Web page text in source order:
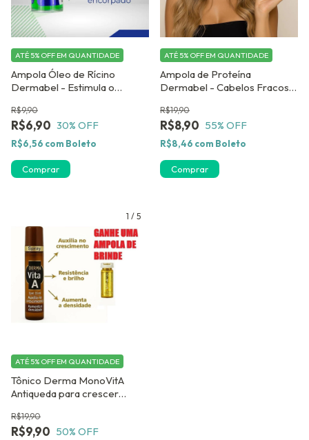
Ampola Óleo de Rícino
Dermabel - Estimula o
R$6,90
R$9,90
30% OFF
ATÉ 5% OFF EM QUANTIDADE
R$6,56 com Boleto
Comprar
Ampola de Proteína
Dermabel - Cabelos Fracos e
R$8,90
R$19,90
55% OFF
ATÉ 5% OFF EM QUANTIDADE
R$8,46 com Boleto
1 / 5
Tônico Derma MonoVitA
Antiqueda para crescer
uma Ampola de Brinde.
R$9,90
R$19,90
50% OFF
ATÉ 5% OFF EM QUANTIDADE